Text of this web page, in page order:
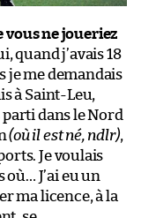
vous ne joueriez
quand j’avais 18
je me demandais
à Saint-Leu,
parti dans le Nord
(où il est né, ndlr),
Je voulais
J’ai eu un
ma licence, à la